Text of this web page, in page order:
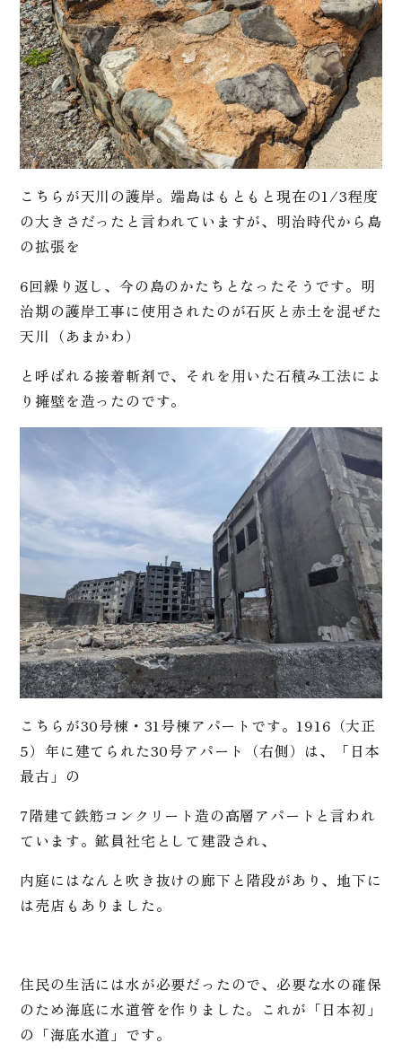
こちらが天川の護岸。端島はもともと現在の1/3程度
の大きさだったと言われていますが、明治時代から島
の拡張を
6回繰り返し、今の島のかたちとなったそうです。明
治期の護岸工事に使用されたのが石灰と赤土を混ぜた
天川（あまかわ）
と呼ばれる接着斬剤で、それを用いた石積み工法によ
り擁壁を造ったのです。
こちらが30号棟・31号棟アパートです。1916（大正
5）年に建てられた30号アパート（右側）は、「日本
最古」の
7階建て鉄筋コンクリート造の高層アパートと言われ
ています。鉱員社宅として建設され、
内庭にはなんと吹き抜けの廊下と階段があり、地下に
は売店もありました。
住民の生活には水が必要だったので、必要な水の確保
のため海底に水道管を作りました。これが「日本初」
の「海底水道」です。